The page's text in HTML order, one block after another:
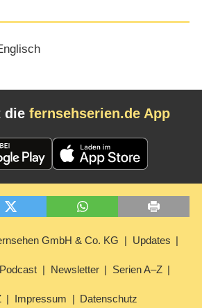
die fernsehserien.de App
GmbH & Co. KG Updates
Newsletter Serien A–Z
Impressum Datenschutz